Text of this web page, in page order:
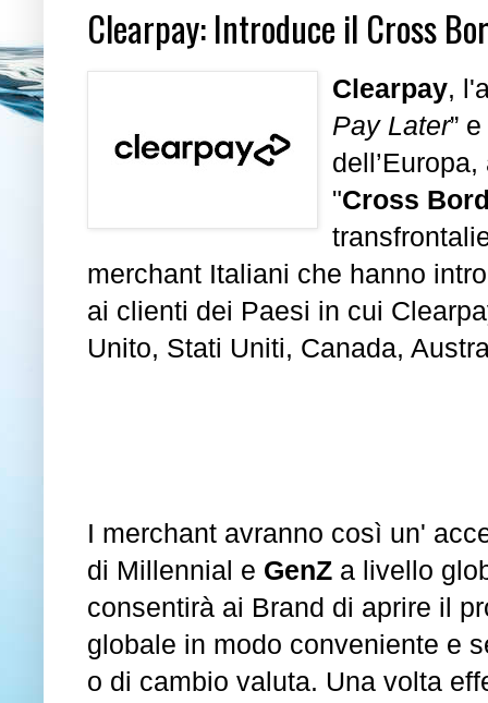
Clearpay: Introduce il Cross
Clearpay,
Pay Later”
"Cross
merchant Italiani che hanno
ai clienti dei Paesi in cui
Unito, Stati Uniti, Canada,
I merchant avranno così un'
di Millennial e GenZ a livello
consentirà ai Brand di aprire il
globale in modo conveniente e
o di cambio valuta. Una volta